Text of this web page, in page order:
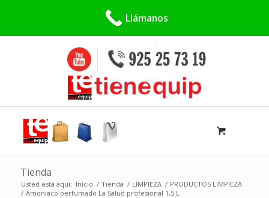
Tienda
Usted está aquí: Inicio / Tienda / LIMPIEZA / PRODUCTOS LIMPIEZA
/ Amoniaco perfumado La Salud profesional 1,5 L
Llámanos